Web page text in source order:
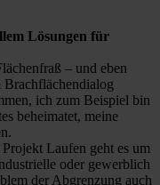
Lösungen für
– und eben
Brachflächendialog
ich zum Beispiel bin
beheimatet, meine
Laufen geht es um
oder gewerblich
der Abgrenzung auch